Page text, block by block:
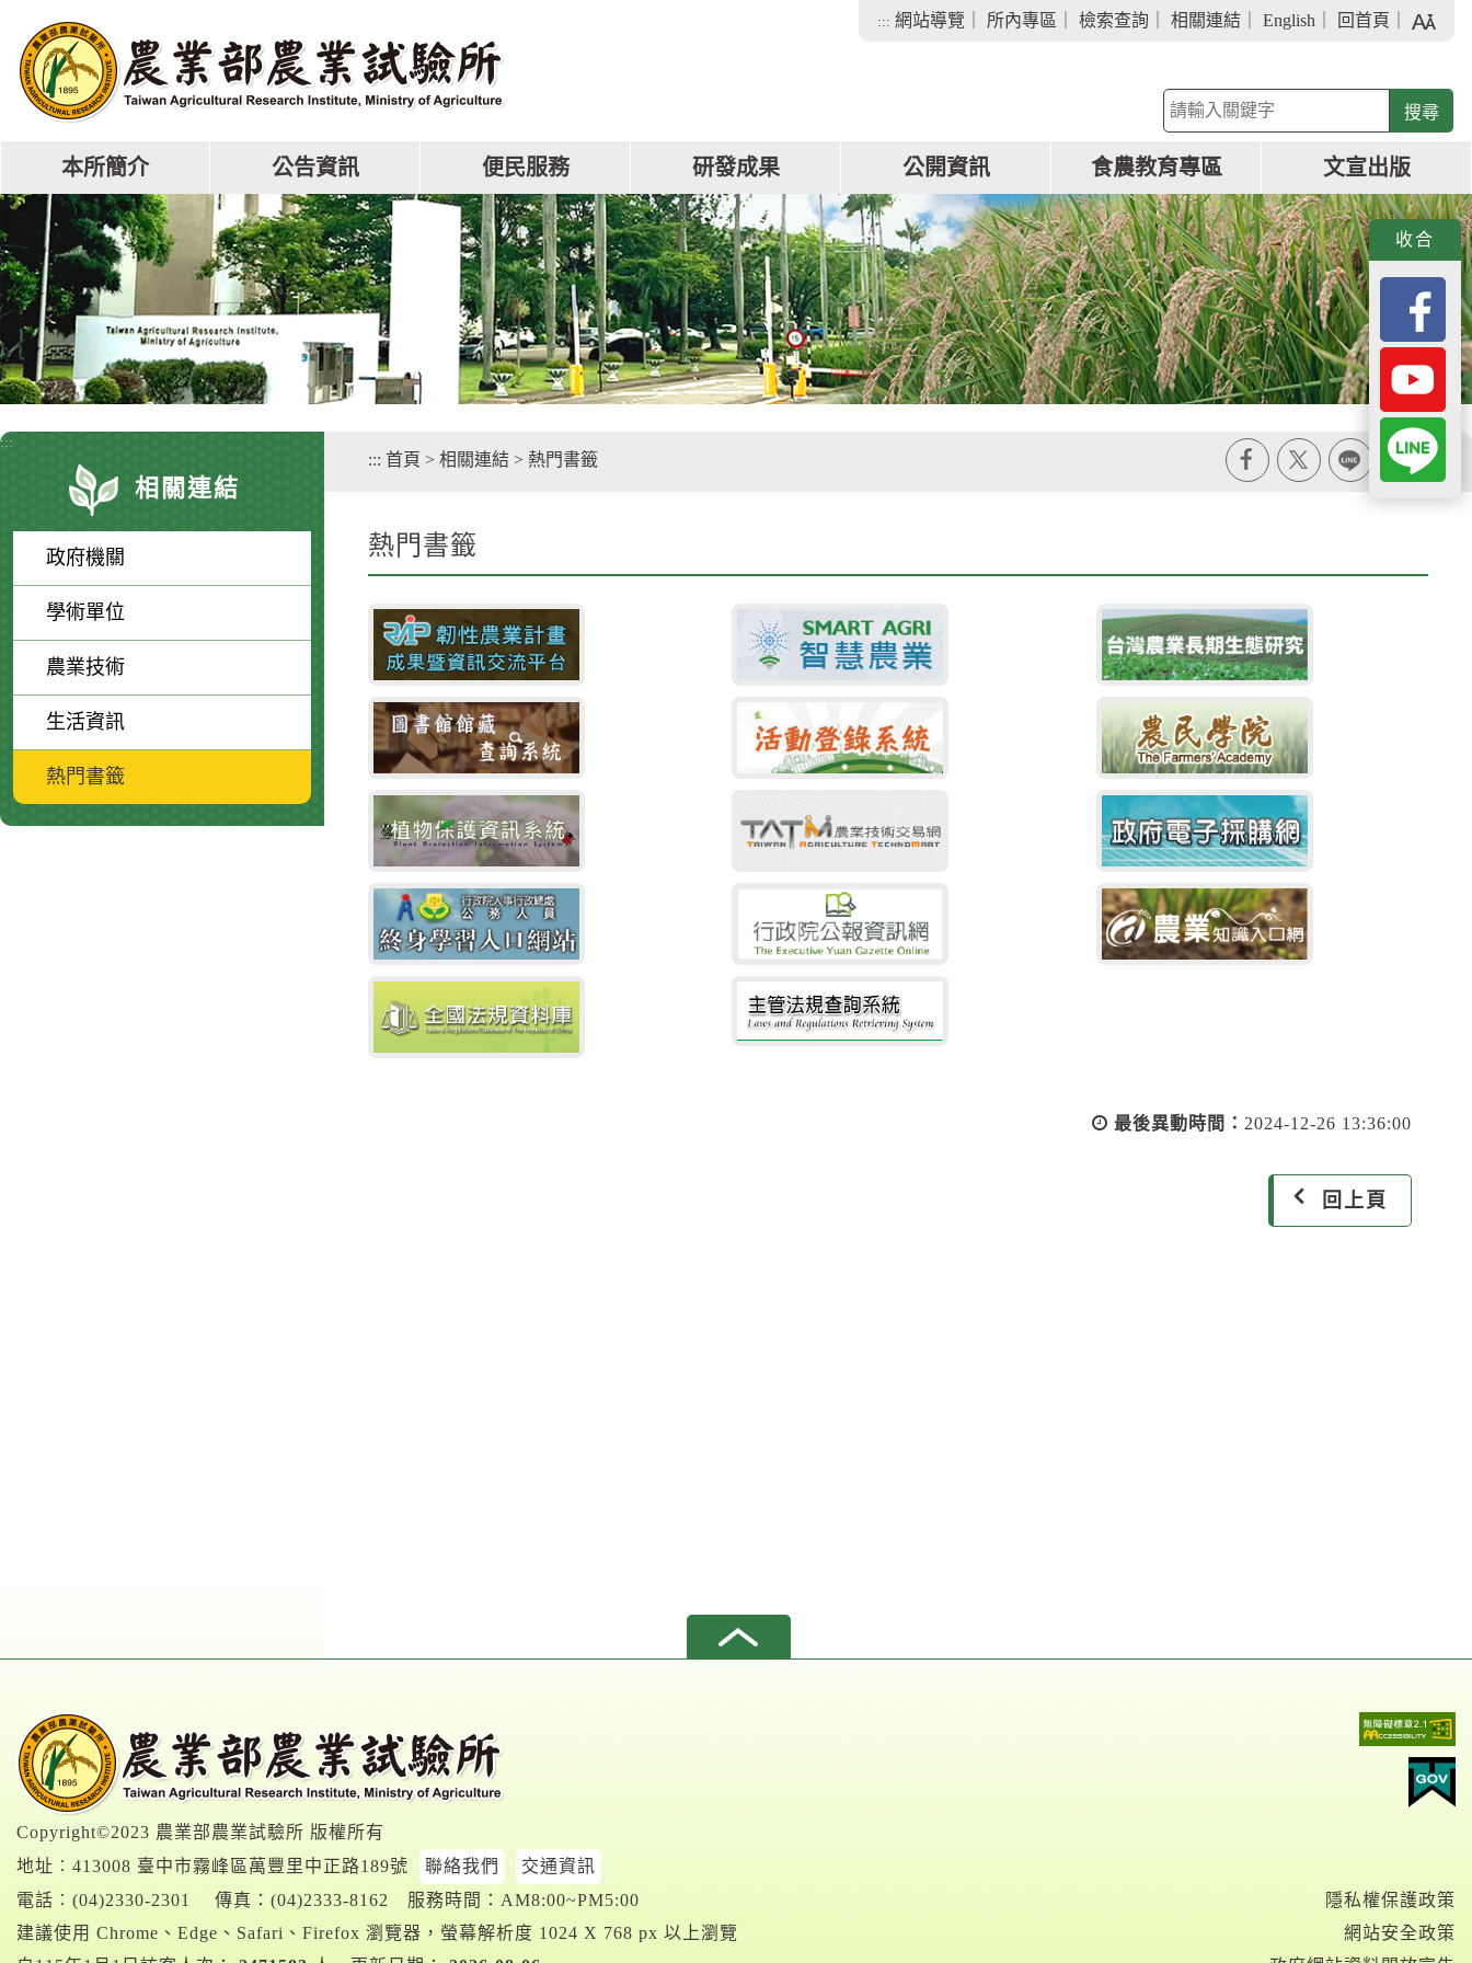
::: 網站導覽 所內專區 檢索查詢 相關連結 English 回首頁
小
關
鍵
查
詢
本所簡介 公告資訊 便民服務 研發成果 公開資訊 食農教育專區 文宣出版
收合
:::
相關連結
政府機關
學術單位
農業技術
生活資訊
熱門書籤
::: 首頁 > 相關連結 > 熱門書籤
熱門書籤
最後異動時間： 2024-12-26 13:36:00
回上頁
Copyright©2023 農業部農業試驗所 版權所有
地址︰413008 臺中市霧峰區萬豐里中正路189號
聯絡我們
交通資訊
電話︰ (04)2330-2301 傳真：(04)2333-8162
服務時間：AM8:00~PM5:00
建議使用 Chrome、Edge、Safari、Firefox 瀏覽器，螢幕解析度 1024 X 768 px 以上瀏覽
隱私權保護政策
網站安全政策